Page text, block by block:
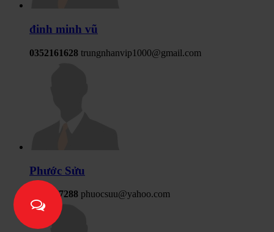
đinh minh vũ
0352161628 trungnhanvip1000@gmail.com
Phước Sửu
0909477288 phuocsuu@yahoo.com